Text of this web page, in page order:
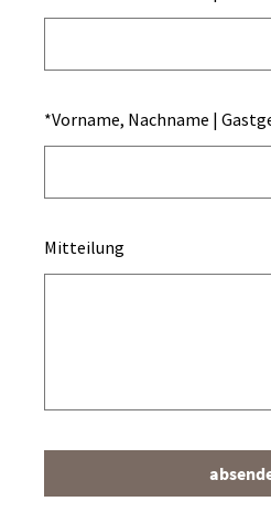
*Vorname, Nachname |
Mitteilung